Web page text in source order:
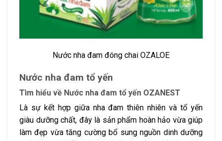
Nước nha đam đóng chai OZALOE
Nước nha đam tổ yến
Tìm hiểu về Nước nha đam tổ yến OZANEST
Là sự kết hợp giữa nha đam thiên nhiên và tổ yến
giàu dưỡng chất, đây là sản phẩm hoàn hảo vừa giúp
làm đẹp vừa tăng cường bổ sung nguồn dinh dưỡng